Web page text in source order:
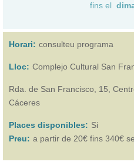
fins el
Horari: consulteu programa
Lloc: Complejo Cultural San
Rda. de San Francisco, 15,
Cáceres
Places disponibles: Si
Preu: a partir de 20€ fins 340€